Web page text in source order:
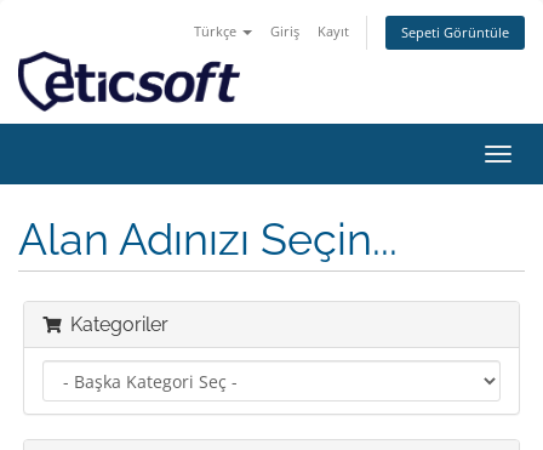
Türkçe Giriş Kayıt Sepeti Görüntüle
Alan Adınızı Seçin...
Kategoriler